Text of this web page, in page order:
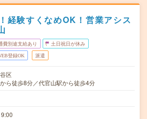
経験すくなめOK！営業アシス
費別途支給あり 土日祝日が休み
登録OK 派遣
区
ら徒歩8分／代官山駅から徒歩4分